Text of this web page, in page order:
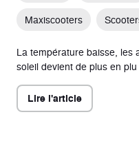
Maxiscooters
La température baisse, les
soleil devient de plus en
Lire l'article